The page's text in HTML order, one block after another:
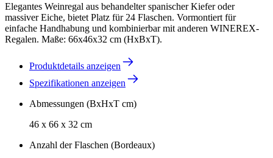
Elegantes Weinregal aus behandelter spanischer Kiefer oder
massiver Eiche, bietet Platz für 24 Flaschen. Vormontiert für
einfache Handhabung und kombinierbar mit anderen WINEREX-
Regalen. Maße: 66x46x32 cm (HxBxT).
Produktdetails anzeigen
Spezifikationen anzeigen
Abmessungen (BxHxT cm)
46 x 66 x 32 cm
Anzahl der Flaschen (Bordeaux)